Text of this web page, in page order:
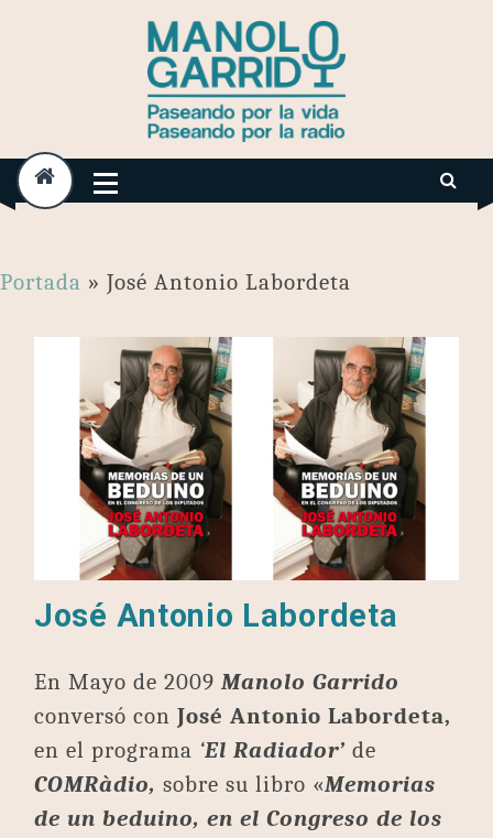
Portada » José Antonio Labordeta
José Antonio Labordeta
En Mayo de 2009 Manolo Garrido
conversó con José Antonio Labordeta,
en el programa ‘El Radiador’ de
COMRàdio, sobre su libro «Memorias
de un beduino, en el Congreso de los